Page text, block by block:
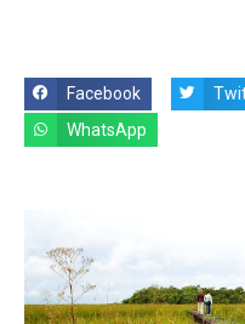
Facebook
WhatsApp